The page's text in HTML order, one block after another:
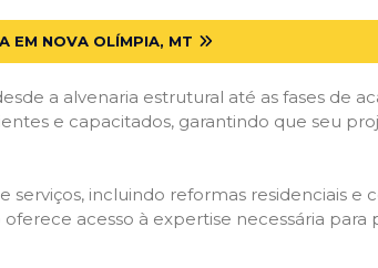
EM NOVA OLÍMPIA, MT
a alvenaria estrutural até as fases de
e capacitados, garantindo que seu
incluindo reformas residenciais e
acesso à expertise necessária para